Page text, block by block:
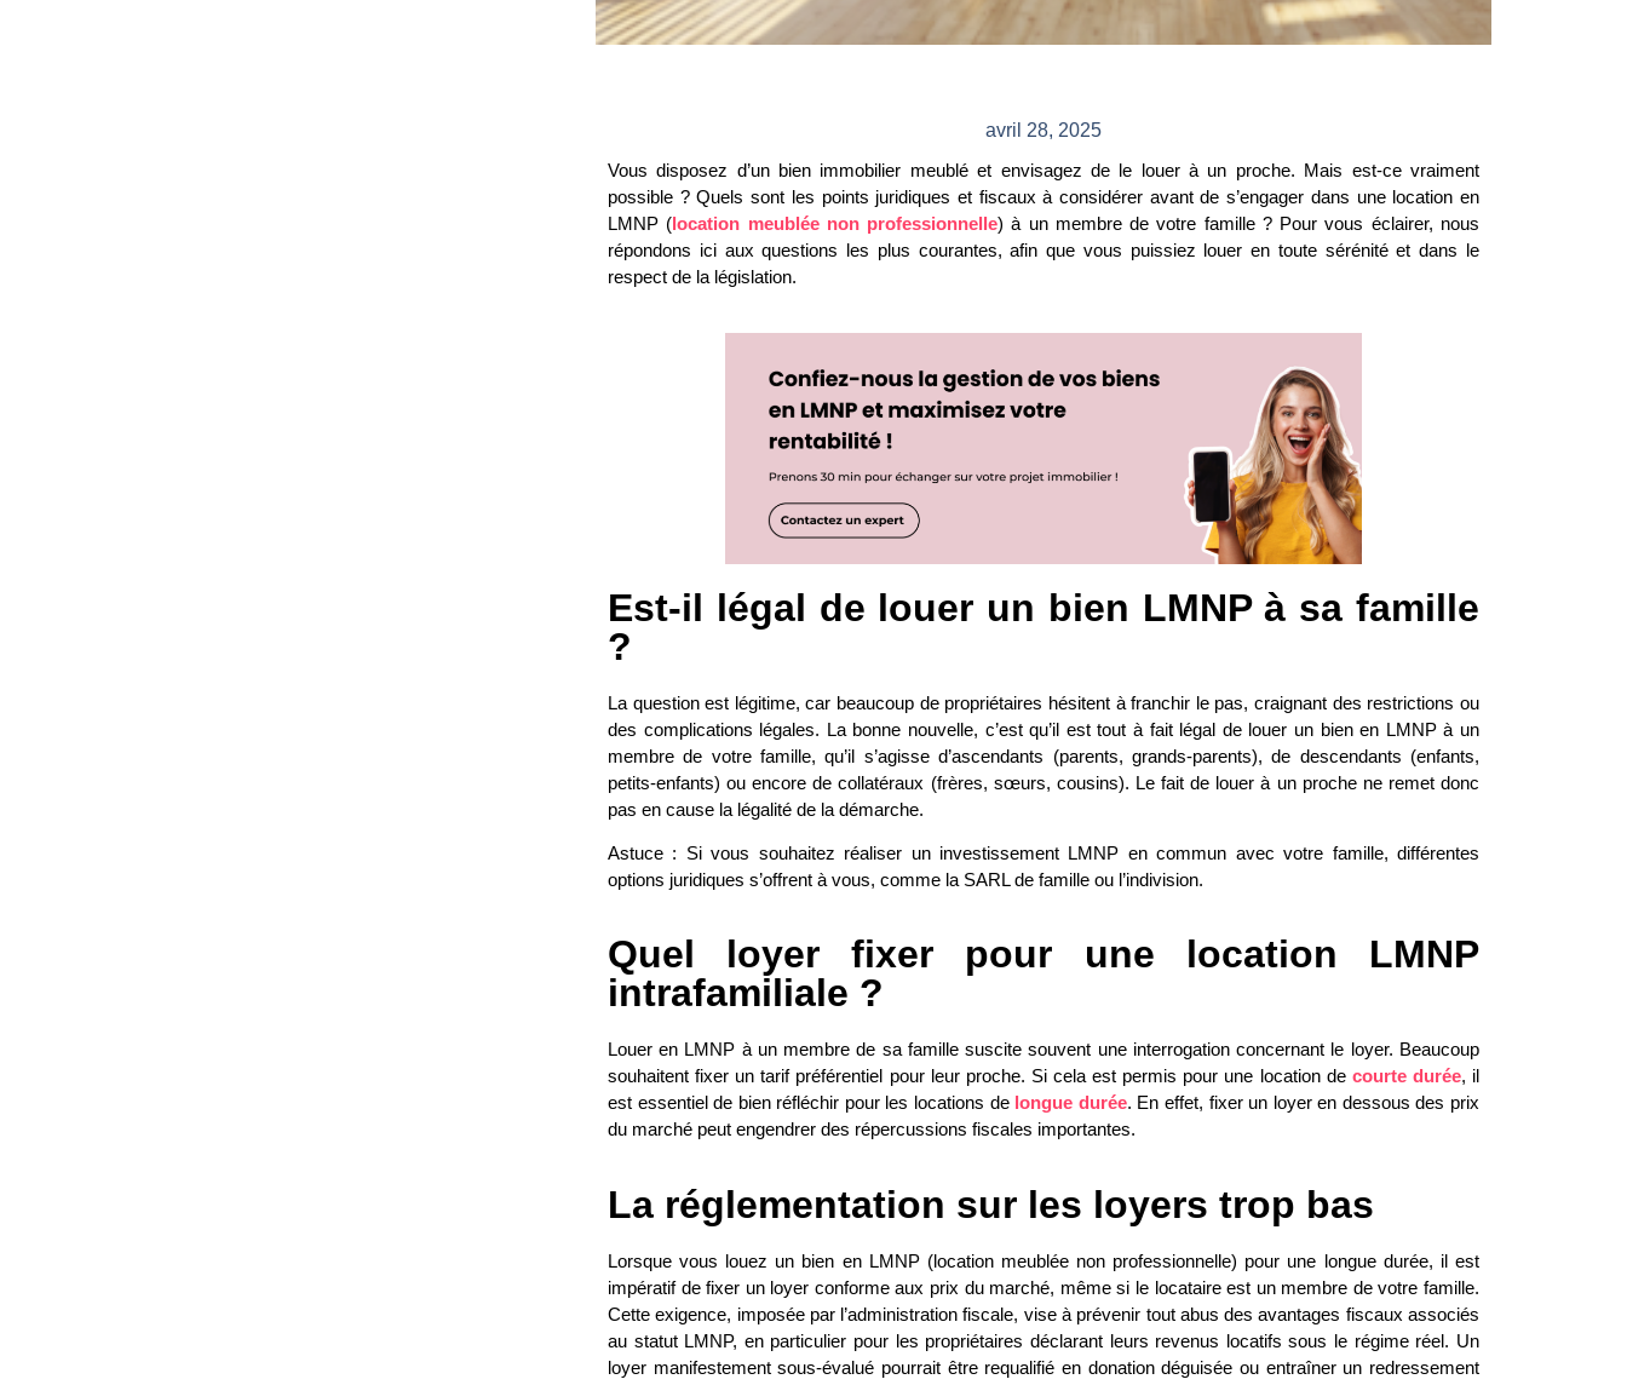
avril 28, 2025
Vous disposez d’un bien immobilier meublé et envisagez de le louer à un proche. Mais est-ce vraiment
possible ? Quels sont les points juridiques et fiscaux à considérer avant de s’engager dans une location en
LMNP(location meublée non professionnelle) à un membre de votre famille ? Pour vous éclairer, nous
répondons ici aux questions les plus courantes, afin que vous puissiez louer en toute sérénité et dans le
respect de la législation.
Est-il légal de louer un bien LMNP à sa famille
?
La question est légitime, car beaucoup de propriétaires hésitent à franchir le pas, craignant des restrictions ou
des complications légales. La bonne nouvelle, c’est qu’il est tout à fait légal de louer un bien en LMNP à un
membre de votre famille, qu’il s’agisse d’ascendants (parents, grands-parents), de descendants (enfants,
petits-enfants) ou encore de collatéraux (frères, sœurs, cousins). Le fait de louer à un proche ne remet donc
pas en cause la légalité de la démarche.
Astuce : Si vous souhaitez réaliser un investissement LMNP en commun avec votre famille, différentes
options juridiques s’offrent à vous, comme la SARL de famille ou l’indivision.
Quel loyer fixer pour une location LMNP
intrafamiliale ?
Louer en LMNP à un membre de sa famille suscite souvent une interrogation concernant le loyer. Beaucoup
souhaitent fixer untarif préférentiel pour leur proche. Si cela est permis pour une location de courte durée, il
est essentiel de bien réfléchir pour les locations de longue durée. En effet, fixer un loyer en dessous des prix
du marché peut engendrer des répercussions fiscales importantes.
La réglementation sur les loyers trop bas
Lorsque vous louez un bien en LMNP (location meublée non professionnelle) pour une longue durée, il est
impératif de fixer un loyer conforme aux prix du marché, même si le locataire est un membre de votre famille.
Cette exigence, imposée par l’administration fiscale, vise à prévenir tout abus des avantages fiscaux associés
au statut LMNP, en particulier pour les propriétaires déclarant leurs revenus locatifs sous le régime réel. Un
loyer manifestement sous-évalué pourrait être requalifié en donation déguisée ou entraîner un redressement